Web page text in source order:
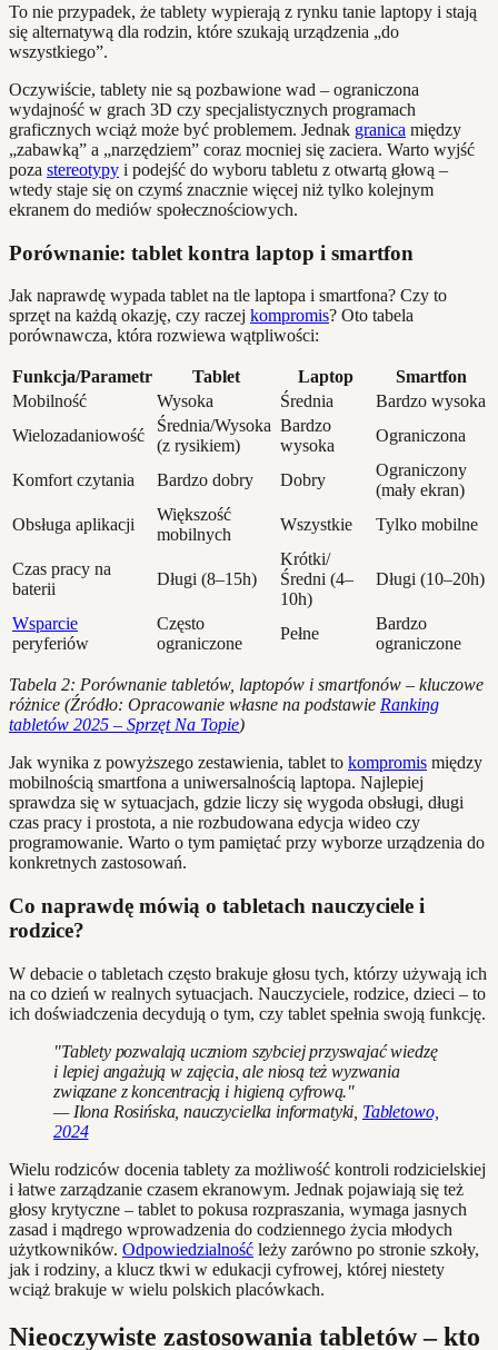
To nie przypadek, że tablety wypierają z rynku tanie laptopy i stają
się alternatywą dla rodzin, które szukają urządzenia „do
wszystkiego”.
Oczywiście, tablety nie są pozbawione wad – ograniczona
wydajność w grach 3D czy specjalistycznych programach
graficznych wciąż może być problemem. Jednak granica między
„zabawką” a „narzędziem” coraz mocniej się zaciera. Warto wyjść
poza stereotypy i podejść do wyboru tabletu z otwartą głową –
wtedy staje się on czymś znacznie więcej niż tylko kolejnym
ekranem do mediów społecznościowych.
Porównanie: tablet kontra laptop i smartfon
Jak naprawdę wypada tablet na tle laptopa i smartfona? Czy to
sprzęt na każdą okazję, czy raczej kompromis? Oto tabela
porównawcza, która rozwiewa wątpliwości:
Funkcja/Parametr Tablet Laptop
Smartfon
Mobilność
Wysoka Średnia
Bardzo wysoka
Wielozadaniowość
Średnia/Wysoka
(z rysikiem)
Bardzo
wysoka
Ograniczona
Komfort czytania Bardzo dobry Dobry
Ograniczony
(mały ekran)
Obsługa aplikacji
Większość
mobilnych
Wszystkie Tylko mobilne
Czas pracy na
baterii
Długi (8–15h)
Krótki/
Średni (4–
10h)
Długi (10–20h)
Wsparcie
peryferiów
Często
ograniczone
Pełne
Bardzo
ograniczone
Tabela 2: Porównanie tabletów, laptopów i smartfonów – kluczowe
różnice (Źródło: Opracowanie własne na podstawie Ranking
tabletów 2025 – Sprzęt Na Topie)
Jak wynika z powyższego zestawienia, tablet to kompromis między
mobilnością smartfona a uniwersalnością laptopa. Najlepiej
sprawdza się w sytuacjach, gdzie liczy się wygoda obsługi, długi
czas pracy i prostota, a nie rozbudowana edycja wideo czy
programowanie. Warto o tym pamiętać przy wyborze urządzenia do
konkretnych zastosowań.
Co naprawdę mówią o tabletach nauczyciele i
rodzice?
W debacie o tabletach często brakuje głosu tych, którzy używają ich
na co dzień w realnych sytuacjach. Nauczyciele, rodzice, dzieci – to
ich doświadczenia decydują o tym, czy tablet spełnia swoją funkcję.
"Tablety pozwalają uczniom szybciej przyswajać wiedzę
i lepiej angażują w zajęcia, ale niosą też wyzwania
związane z koncentracją i higieną cyfrową."
— Ilona Rosińska, nauczycielka informatyki, Tabletowo,
2024
Wielu rodziców docenia tablety za możliwość kontroli rodzicielskiej
i łatwe zarządzanie czasem ekranowym. Jednak pojawiają się też
głosy krytyczne – tablet to pokusa rozpraszania, wymaga jasnych
zasad i mądrego wprowadzenia do codziennego życia młodych
użytkowników. Odpowiedzialność leży zarówno po stronie szkoły,
jak i rodziny, a klucz tkwi w edukacji cyfrowej, której niestety
wciąż brakuje w wielu polskich placówkach.
Nieoczywiste zastosowania tabletów – kto